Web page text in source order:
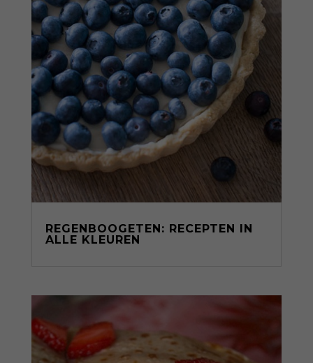
REGENBOOGETEN: RECEPTEN IN
ALLE KLEUREN